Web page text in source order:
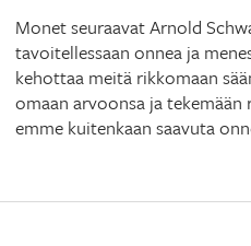
Monet seuraavat Arnold
tavoitellessaan onnea ja
kehottaa meitä rikkomaan
omaan arvoonsa ja
emme kuitenkaan saavuta